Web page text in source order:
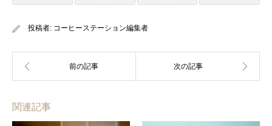
投稿者: コーヒーステーション編集者
関連記事